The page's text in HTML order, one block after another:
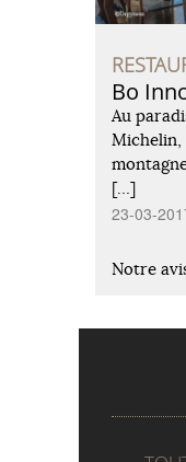
Bo
Au
Michelin,
[…]
23-03-
Notre